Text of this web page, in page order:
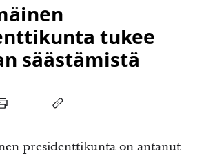
tukee
säästämistä
presidenttikunta on antanut